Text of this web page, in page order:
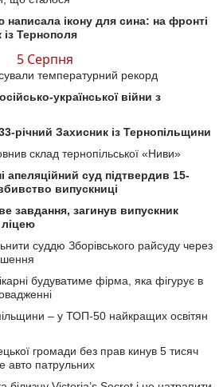
ікону для сина: на фронті
із Тернополя
5 Серпня
температурний рекорд
української війни з
річний Захисник із Тернопільщини
склад тернопільської «Ниви»
апеляційний суд підтвердив 15-
випускниці
завдання, загинув випускник
ліцею
суддю Зборівського райсуду через
будуватиме фірма, яка фігурує в
– у ТОП-50 найкращих освітян
громади без прав кинув 5 тисяч
авто патрульних